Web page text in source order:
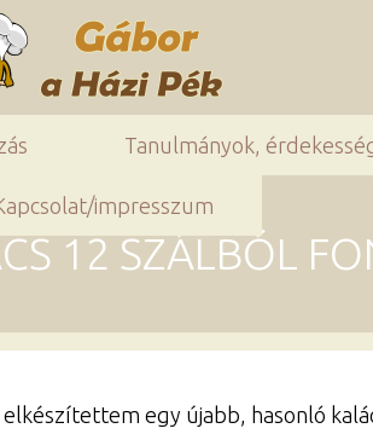
Tanulmányok,
impresszum
12 SZÁLBÓL
egy újabb, hasonló